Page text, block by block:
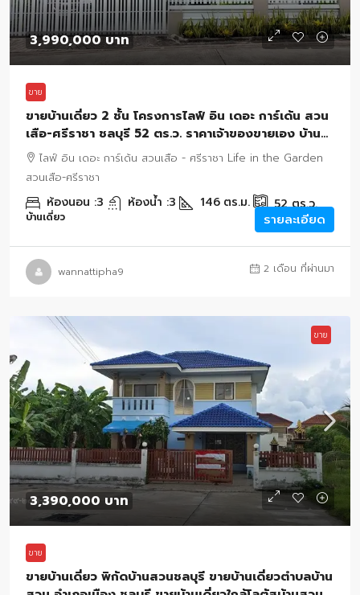
3,990,000 บาท
ขาย
ขายบ้านเดี่ยว 2 ชั้น โครงการไลฟ์ อิน เดอะ การ์เด้น สวน
เสือ-ศรีราชา ชลบุรี 52 ตร.ว. ราคาเจ้าของขายเอง บ้าน
เดี่ยว สวนเสือ ศรีราชา
ไลฟ์ อิน เดอะ การ์เด้น สวนเสือ - ศรีราชา Life in the Garden
สวนเสือ-ศรีราชา
ห้องนอน :3 ห้องน้ำ :3 146 ตร.ม. 52ตร.ว.
บ้านเดี่ยว รายละเอียด
wannattipha9 2 เดือน ที่ผ่านมา
ขาย
3,390,000 บาท
ขาย
ขายบ้านเดี่ยว พิกัดบ้านสวนชลบุรี ขายบ้านเดี่ยวตำบลบ้าน